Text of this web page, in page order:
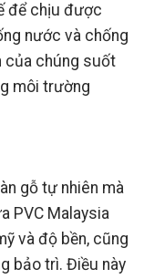
để chịu được
nước và chống
của chúng suốt
môi trường
gỗ tự nhiên mà
PVC Malaysia
và độ bền, cũng
bảo trì. Điều này